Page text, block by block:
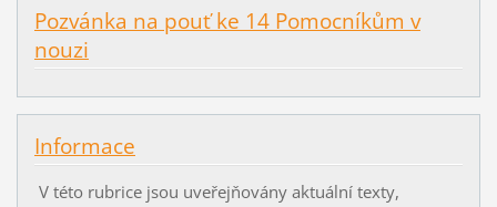
Pozvánka na pouť ke 14 Pomocníkům v
nouzi
Informace
V této rubrice jsou uveřejňovány aktuální texty,